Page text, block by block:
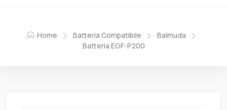
Home Batteria Compatibile
Balmuda
Batteria EGF-P200